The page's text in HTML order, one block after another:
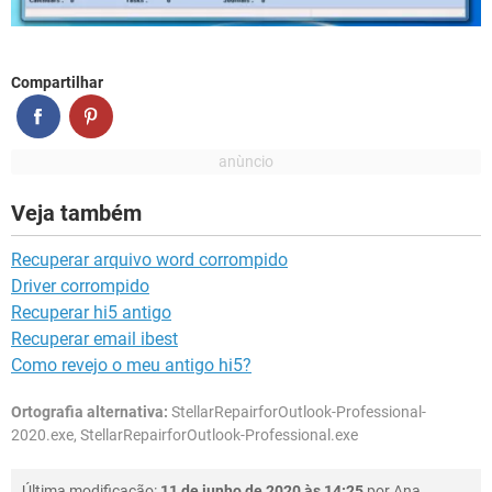
Compartilhar
Veja também
Recuperar arquivo word corrompido
Driver corrompido
Recuperar hi5 antigo
Recuperar email ibest
Como revejo o meu antigo hi5?
Ortografia alternativa: StellarRepairforOutlook-Professional-
2020.exe, StellarRepairforOutlook-Professional.exe